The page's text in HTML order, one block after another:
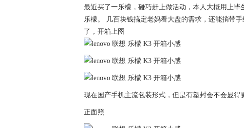
最近买了一乐檬，碰巧赶上做活动，本人大概用上
乐檬。 几百块钱搞定老妈看大盘的需求，还能捎带
了，开箱上图
现在国产手机主流包装形式，但是有塑封会不会显得
正面照